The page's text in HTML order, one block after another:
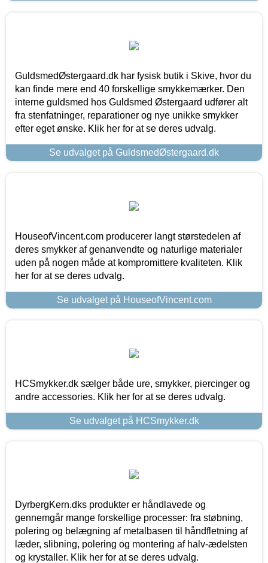
GuldsmedØstergaard.dk har fysisk butik i Skive, hvor du
kan finde mere end 40 forskellige smykkemærker. Den
interne guldsmed hos Guldsmed Østergaard udfører alt
fra stenfatninger, reparationer og nye unikke smykker
efter eget ønske. Klik her for at se deres udvalg.
Se udvalget på GuldsmedØstergaard.dk
HouseofVincent.com producerer langt størstedelen af
deres smykker af genanvendte og naturlige materialer
uden på nogen måde at kompromittere kvaliteten. Klik
her for at se deres udvalg.
Se udvalget på HouseofVincent.com
HCSmykker.dk sælger både ure, smykker, piercinger og
andre accessories. Klik her for at se deres udvalg.
Se udvalget på HCSmykker.dk
DyrbergKern.dks produkter er håndlavede og
gennemgår mange forskellige processer: fra støbning,
polering og belægning af metalbasen til håndfletning af
læder, slibning, polering og montering af halv-ædelsten
og krystaller. Klik her for at se deres udvalg.